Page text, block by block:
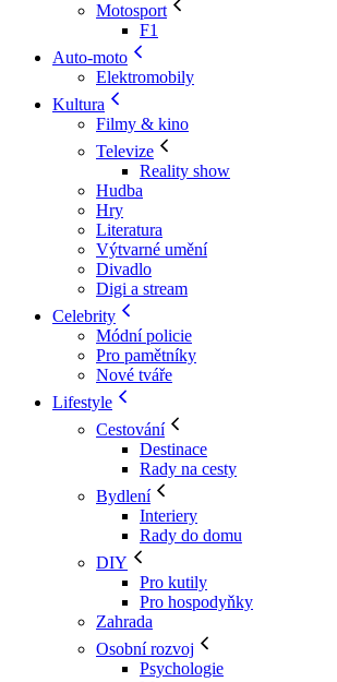
Motosport
F1
Auto-moto
Elektromobily
Kultura
Filmy & kino
Televize
Reality show
Hudba
Hry
Literatura
Výtvarné umění
Divadlo
Digi a stream
Celebrity
Módní policie
Pro pamětníky
Nové tváře
Lifestyle
Cestování
Destinace
Rady na cesty
Bydlení
Interiery
Rady do domu
DIY
Pro kutily
Pro hospodyňky
Zahrada
Osobní rozvoj
Psychologie